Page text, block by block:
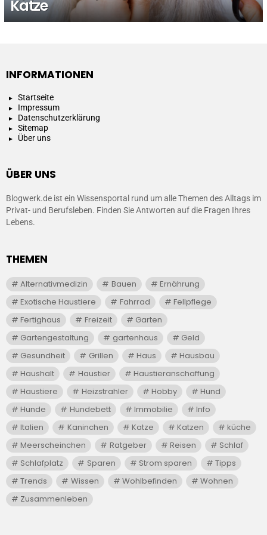
Katze
INFORMATIONEN
Startseite
Impressum
Datenschutzerklärung
Sitemap
Über uns
ÜBER UNS
Blogwerk.de ist ein Wissensportal rund um alle Themen des Alltags im
Privat- und Berufsleben. Finden Sie Antworten auf die Fragen Ihres
Lebens.
THEMEN
Alternativmedizin Bauen
Ernährung
Exotische Haustiere
Fahrrad
Fellpflege
Fertighaus
Freizeit
Garten
Gartengestaltung
gartenhaus
Geld
Gesundheit
Grillen Haus
Hausbau
Haushalt
Haustier
Haustieranschaffung
Haustiere
Heizstrahler Hobby
Hund
Hunde
Hundebett Immobilie
Info
Italien
Kaninchen Katze Katzen
küche
Meerscheinchen
Ratgeber Reisen
Schlaf
Schlafplatz
Sparen Strom sparen
Tipps
Trends
Wissen Wohlbefinden
Wohnen
Zusammenleben